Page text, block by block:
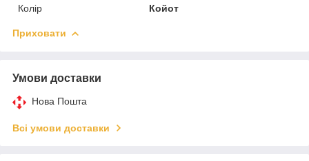
Колір
Койот
Приховати
Умови доставки
Нова Пошта
Всі умови доставки